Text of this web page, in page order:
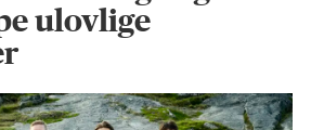
ulovlige